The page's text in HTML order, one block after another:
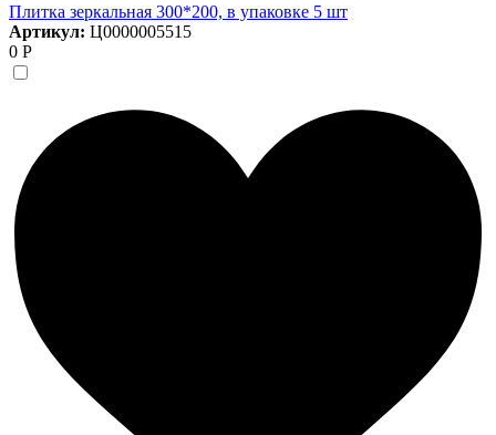
Плитка зеркальная 300*200, в упаковке 5 шт
Артикул: Ц0000005515
0 Р